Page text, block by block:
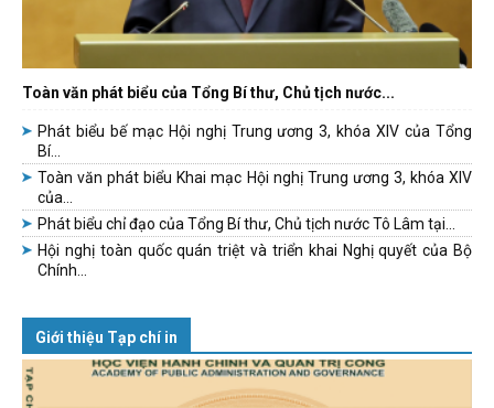
Toàn văn phát biểu của Tổng Bí thư, Chủ tịch nước...
Phát biểu bế mạc Hội nghị Trung ương 3, khóa XIV của Tổng
Bí...
Toàn văn phát biểu Khai mạc Hội nghị Trung ương 3, khóa XIV
của...
Phát biểu chỉ đạo của Tổng Bí thư, Chủ tịch nước Tô Lâm tại...
Hội nghị toàn quốc quán triệt và triển khai Nghị quyết của Bộ
Chính...
Giới thiệu Tạp chí in